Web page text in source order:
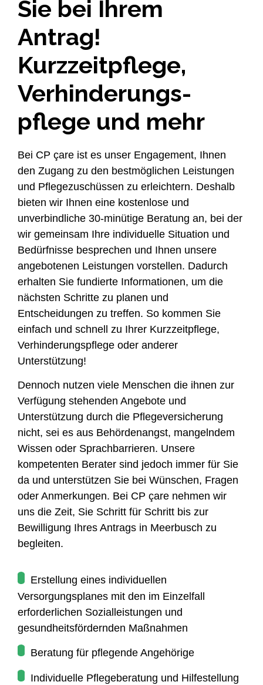
Sie bei Ihrem
Antrag!
Kurzzeitpflege,
Verhinderungs-
pflege und mehr
Bei CP çare ist es unser Engagement, Ihnen
den Zugang zu den bestmöglichen Leistungen
und Pflegezuschüssen zu erleichtern. Deshalb
bieten wir Ihnen eine kostenlose und
unverbindliche 30-minütige Beratung an, bei der
wir gemeinsam Ihre individuelle Situation und
Bedürfnisse besprechen und Ihnen unsere
angebotenen Leistungen vorstellen. Dadurch
erhalten Sie fundierte Informationen, um die
nächsten Schritte zu planen und
Entscheidungen zu treffen. So kommen Sie
einfach und schnell zu Ihrer Kurzzeitpflege,
Verhinderungspflege oder anderer
Unterstützung!
Dennoch nutzen viele Menschen die ihnen zur
Verfügung stehenden Angebote und
Unterstützung durch die Pflegeversicherung
nicht, sei es aus Behördenangst, mangelndem
Wissen oder Sprachbarrieren. Unsere
kompetenten Berater sind jedoch immer für Sie
da und unterstützen Sie bei Wünschen, Fragen
oder Anmerkungen. Bei CP çare nehmen wir
uns die Zeit, Sie Schritt für Schritt bis zur
Bewilligung Ihres Antrags in Meerbusch zu
begleiten.
Erstellung eines individuellen
Versorgungsplanes mit den im Einzelfall
erforderlichen Sozialleistungen und
gesundheitsfördernden Maßnahmen
Beratung für pflegende Angehörige
Individuelle Pflegeberatung und Hilfestellung